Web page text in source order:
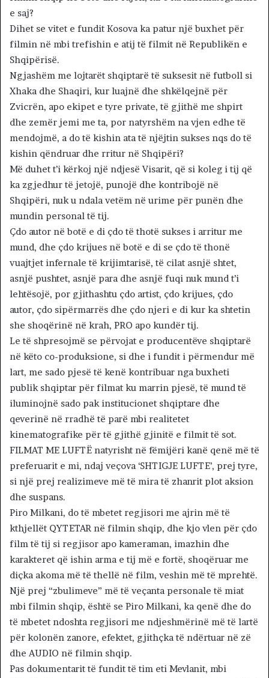
e saj?
Dihet se vitet e fundit Kosova ka patur një buxhet për
filmin në mbi trefishin e atij të filmit në Republikën e
Shqipërisë.
Ngjashëm me lojtarët shqiptarë të suksesit në futboll si
Xhaka dhe Shaqiri, kur luajnë dhe shkëlqejnë për
Zvicrën, apo ekipet e tyre private, të gjithë me shpirt
dhe zemër jemi me ta, por natyrshëm na vjen edhe të
mendojmë, a do të kishin ata të njëjtin sukses nqs do të
kishin qëndruar dhe rritur në Shqipëri?
Më duhet t’i kërkoj një ndjesë Visarit, që si koleg i tij që
ka zgjedhur të jetojë, punojë dhe kontribojë në
Shqipëri, nuk u ndala vetëm në urime për punën dhe
mundin personal të tij.
Çdo autor në botë e di çdo të thotë sukses i arritur me
mund, dhe çdo krijues në botë e di se çdo të thonë
vuajtjet infernale të krijimtarisë, të cilat asnjë shtet,
asnjë pushtet, asnjë para dhe asnjë fuqi nuk mund t’i
lehtësojë, por gjithashtu çdo artist, çdo krijues, çdo
autor, çdo sipërmarrës dhe çdo njeri e di kur ka shtetin
she shoqërinë në krah, PRO apo kundër tij.
Le të shpresojmë se përvojat e producentëve shqiptarë
në këto co-produksione, si dhe i fundit i përmendur më
lart, me sado pjesë të kenë kontribuar nga buxheti
publik shqiptar për filmat ku marrin pjesë, të mund të
iluminojnë sado pak institucionet shqiptare dhe
qeverinë në rradhë të parë mbi realitetet
kinematografike për të gjithë gjinitë e filmit të sot.
FILMAT ME LUFTË natyrisht në fëmijëri kanë qenë më të
preferuarit e mi, ndaj veçova ‘SHTIGJE LUFTE’, prej tyre,
si një prej realizimeve më të mira të zhanrit plot aksion
dhe suspans.
Piro Milkani, do të mbetet regjisori me ajrin më të
kthjellët QYTETAR në filmin shqip, dhe kjo vlen për çdo
film të tij si regjisor apo kameraman, imazhin dhe
karakteret që ishin arma e tij më e fortë, shoqëruar me
diçka akoma më të thellë në film, veshin më të mprehtë.
Një prej “zbulimeve” më të veçanta personale të miat
mbi filmin shqip, është se Piro Milkani, ka qenë dhe do
të mbetet ndoshta regjisori me ndjeshmërinë më të lartë
për kolonën zanore, efektet, gjithçka të ndërtuar në zë
dhe AUDIO në filmin shqip.
Pas dokumentarit të fundit të tim eti Mevlanit, mbi